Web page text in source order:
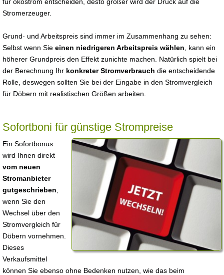
Stromerzeuger.
Grund- und Arbeitspreis sind immer im Zusammenhang zu sehen:
Selbst wenn Sie einen niedrigeren Arbeitspreis wählen , kann ein
höherer Grundpreis den Effekt zunichte machen. Natürlich spielt bei
der Berechnung Ihr konkreter Stromverbrauch die entscheidende
Rolle, deswegen sollten Sie bei der Eingabe in den Stromvergleich
für Döbern mit realistischen Größen arbeiten.
Sofortboni für günstige Strompreise
Ein Sofortbonus
wird Ihnen direkt
vom neuen
Stromanbieter
gutgeschrieben
wenn Sie den
Wechsel über den
Stromvergleich für
Döbern vornehmen.
Dieses
Verkaufsmittel
können Sie ebenso ohne Bedenken nutzen, wie das beim